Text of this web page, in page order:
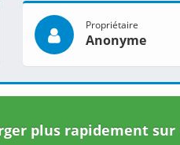
Propriétaire
Anonyme
plus rapidement sur